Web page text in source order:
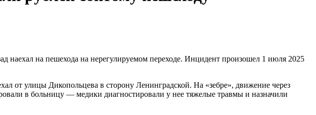
наехал на пешехода на нерегулируемом переходе. Инцидент произошел 1 июля 2025
от улицы Дикопольцева в сторону Ленинградской. На «зебре», движение через
в больницу — медики диагностировали у нее тяжелые травмы и назначили